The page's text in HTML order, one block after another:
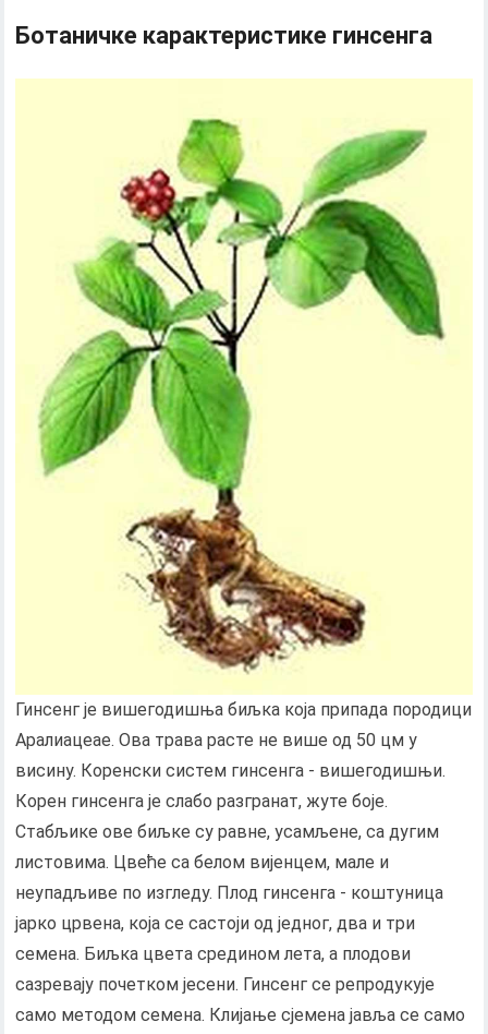
Ботаничке карактеристике гинсенга
Гинсенг је вишегодишња биљка која припада породици
Аралиацеае. Ова трава расте не више од 50 цм у
висину. Коренски систем гинсенга - вишегодишњи.
Корен гинсенга је слабо разгранат, жуте боје.
Стабљике ове биљке су равне, усамљене, са дугим
листовима. Цвеће са белом вијенцем, мале и
неупадљиве по изгледу. Плод гинсенга - коштуница
јарко црвена, која се састоји од једног, два и три
семена. Биљка цвета средином лета, а плодови
сазревају почетком јесени. Гинсенг се репродукује
само методом семена. Клијање сјемена јавља се само